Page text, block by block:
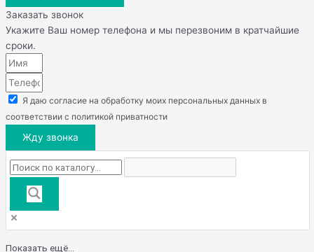
Заказать звонок
Укажите Ваш номер телефона и мы перезвоним в кратчайшие
сроки.
Я даю согласие на обработку моих персональных данных в
соответствии с политикой приватности
Жду звонка
Показать ещё...